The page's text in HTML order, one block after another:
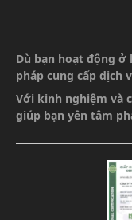
Dù bạn hoạt động ở
pháp cung cấp dịch
Với kinh nghiệm và
giúp bạn yên tâm